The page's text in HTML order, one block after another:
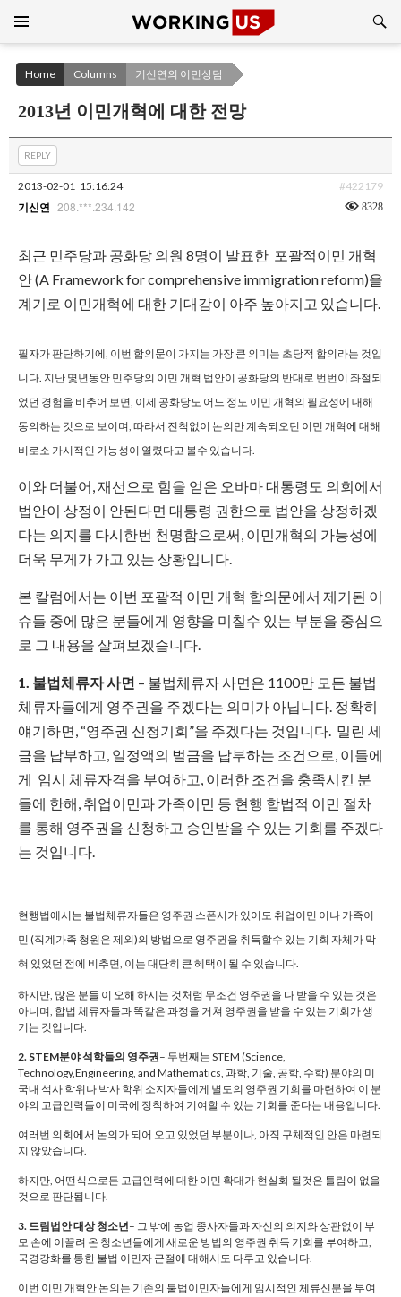
CONTENT
Home Columns 기신연의 이민상담
2013년 이민개혁에 대한 전망
REPLY
2013-02-01 15:16:24 #422179
기신연 208.***.234.142 8328
최근 민주당과 공화당 의원 8명이 발표한 포괄적이민 개혁
안 (A Framework for comprehensive immigration reform)을
계기로 이민개혁에 대한 기대감이 아주 높아지고 있습니다.
필자가 판단하기에, 이번 합의문이 가지는 가장 큰 의미는 초당적 합의라는 것입
니다. 지난 몇년동안 민주당의 이민 개혁 법안이 공화당의 반대로 번번이 좌절되
었던 경험을 비추어 보면, 이제 공화당도 어느 정도 이민 개혁의 필요성에 대해
동의하는 것으로 보이며, 따라서 진척없이 논의만 계속되오던 이민 개혁에 대해
비로소 가시적인 가능성이 열렸다고 볼수 있습니다.
이와 더불어, 재선으로 힘을 얻은 오바마 대통령도 의회에서
법안이 상정이 안된다면 대통령 권한으로 법안을 상정하겠
다는 의지를 다시한번 천명함으로써, 이민개혁의 가능성에
더욱 무게가 가고 있는 상황입니다.
본 칼럼에서는 이번 포괄적 이민 개혁 합의문에서 제기된 이
슈들 중에 많은 분들에게 영향을 미칠수 있는 부분을 중심으
로 그 내용을 살펴보겠습니다.
1. 불법체류자 사면 – 불법체류자 사면은 1100만 모든 불법
체류자들에게 영주권을 주겠다는 의미가 아닙니다. 정확히
얘기하면, “영주권 신청기회”을 주겠다는 것입니다. 밀린 세
금을 납부하고, 일정액의 벌금을 납부하는 조건으로, 이들에
게 임시 체류자격을 부여하고, 이러한 조건을 충족시킨 분
들에 한해, 취업이민과 가족이민 등 현행 합법적 이민 절차
를 통해 영주권을 신청하고 승인받을 수 있는 기회를 주겠다
는 것입니다.
현행법에서는 불법체류자들은 영주권 스폰서가 있어도 취업이민 이나 가족이
민 (직계가족 청원은 제외)의 방법으로 영주권을 취득할수 있는 기회 자체가 막
혀 있었던 점에 비추면, 이는 대단히 큰 혜택이 될 수 있습니다.
하지만, 많은 분들 이 오해 하시는 것처럼 무조건 영주권을 다 받을 수 있는 것은
아니며, 합법 체류자들과 똑같은 과정을 거쳐 영주권을 받을 수 있는 기회가 생
기는 것입니다.
2. STEM분야 석학들의 영주권– 두번째는 STEM (Science,
Technology,Engineering, and Mathematics, 과학, 기술, 공학, 수학) 분야의 미
국내 석사 학위나 박사 학위 소지자들에게 별도의 영주권 기회를 마련하여 이 분
야의 고급인력들이 미국에 정착하여 기여할 수 있는 기회를 준다는 내용입니다.
여러번 의회에서 논의가 되어 오고 있었던 부분이나, 아직 구체적인 안은 마련되
지 않았습니다.
하지만, 어떤식으로든 고급인력에 대한 이민 확대가 현실화 될것은 틀림이 없을
것으로 판단됩니다.
3. 드림법안 대상 청소년– 그 밖에 농업 종사자들과 자신의 의지와 상관없이 부
모 손에 이끌려 온 청소년들에게 새로운 방법의 영주권 취득 기회를 부여하고,
국경강화를 통한 불법 이민자 근절에 대해서도 다루고 있습니다.
이번 이민 개혁안 논의는 기존의 불법이민자들에게 임시적인 체류신분을 부여